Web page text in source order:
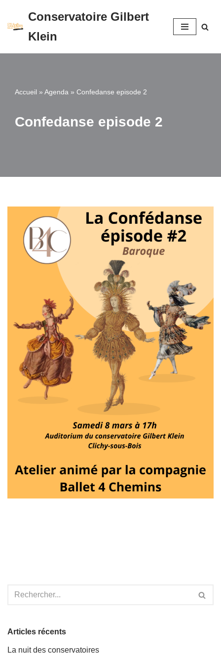
Aller
contenu
Conservatoire Gilbert
Klein
Accueil » Agenda » Confedanse episode 2
Confedanse episode 2
Articles récents
La nuit des conservatoires